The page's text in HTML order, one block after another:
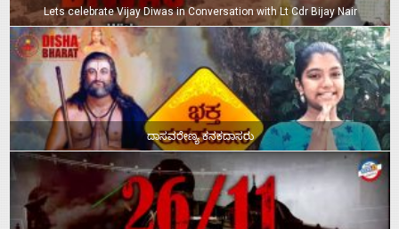
Lets celebrate Vijay Diwas in Conversation with Lt Cdr Bijay Nair
ದಾಸವರೇಣ್ಯ ಕನಕದಾಸರು